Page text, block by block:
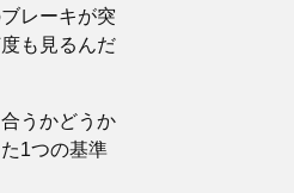
レーキが突
も見るんだ
うかどうか
1つの基準